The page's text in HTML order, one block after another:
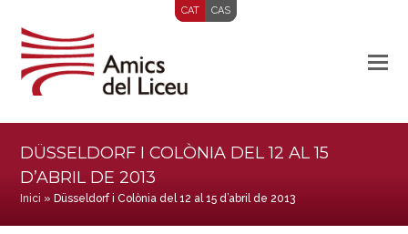
CAT CAS
DÜSSELDORF I COLÒNIA DEL 12 AL 15
D’ABRIL DE 2013
Inici » Düsseldorf i Colònia del 12 al 15 d’abril de 2013